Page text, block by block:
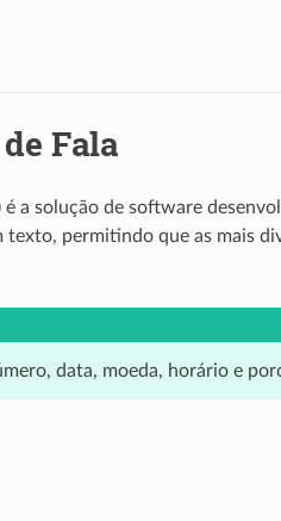
Fala
é a solução de software
permitindo que as mais
data, moeda, horário e